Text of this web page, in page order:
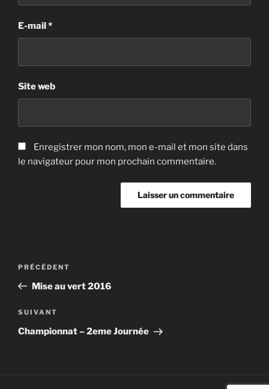
E-mail*
Site web
Enregistrer mon nom, mon e-mail et mon site dans
le navigateur pour mon prochain commentaire.
Navigation
l’article
Article
précédent
PRÉCÉDENT
Mise au vert 2016
Article
suivant
SUIVANT
Championnat – 2eme Journée